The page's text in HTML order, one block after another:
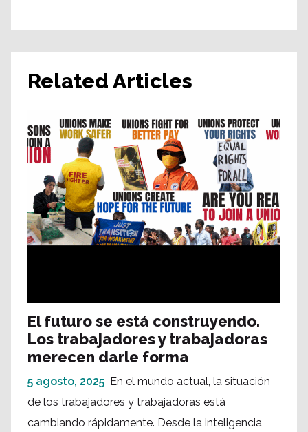
Related Articles
El futuro se está construyendo.
Los trabajadores y trabajadoras
merecen darle forma
5 agosto, 2025 En el mundo actual, la situación
de los trabajadores y trabajadoras está
cambiando rápidamente. Desde la inteligencia